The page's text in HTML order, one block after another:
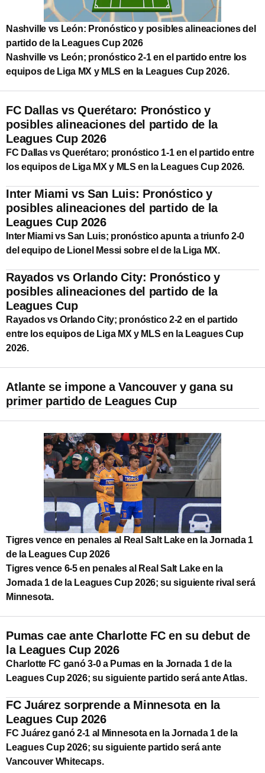
Nashville vs León: Pronóstico y posibles alineaciones del
partido de la Leagues Cup 2026
Nashville vs León; pronóstico 2-1 en el partido entre los
equipos de Liga MX y MLS en la Leagues Cup 2026.
FC Dallas vs Querétaro: Pronóstico y
posibles alineaciones del partido de la
Leagues Cup 2026
FC Dallas vs Querétaro; pronóstico 1-1 en el partido entre
los equipos de Liga MX y MLS en la Leagues Cup 2026.
Inter Miami vs San Luis: Pronóstico y
posibles alineaciones del partido de la
Leagues Cup 2026
Inter Miami vs San Luis; pronóstico apunta a triunfo 2-0
del equipo de Lionel Messi sobre el de la Liga MX.
Rayados vs Orlando City: Pronóstico y
posibles alineaciones del partido de la
Leagues Cup
Rayados vs Orlando City; pronóstico 2-2 en el partido
entre los equipos de Liga MX y MLS en la Leagues Cup
2026.
Atlante se impone a Vancouver y gana su
primer partido de Leagues Cup
Tigres vence en penales al Real Salt Lake en la Jornada 1
de la Leagues Cup 2026
Tigres vence 6-5 en penales al Real Salt Lake en la
Jornada 1 de la Leagues Cup 2026; su siguiente rival será
Minnesota.
Pumas cae ante Charlotte FC en su debut de
la Leagues Cup 2026
Charlotte FC ganó 3-0 a Pumas en la Jornada 1 de la
Leagues Cup 2026; su siguiente partido será ante Atlas.
FC Juárez sorprende a Minnesota en la
Leagues Cup 2026
FC Juárez ganó 2-1 al Minnesota en la Jornada 1 de la
Leagues Cup 2026; su siguiente partido será ante
Vancouver Whitecaps.